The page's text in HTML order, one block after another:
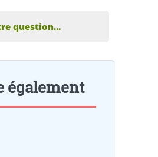
question...
également